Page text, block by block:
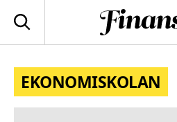
Sök
EKONOMISKOLAN